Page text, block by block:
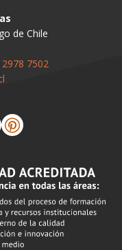
de Chile
7502